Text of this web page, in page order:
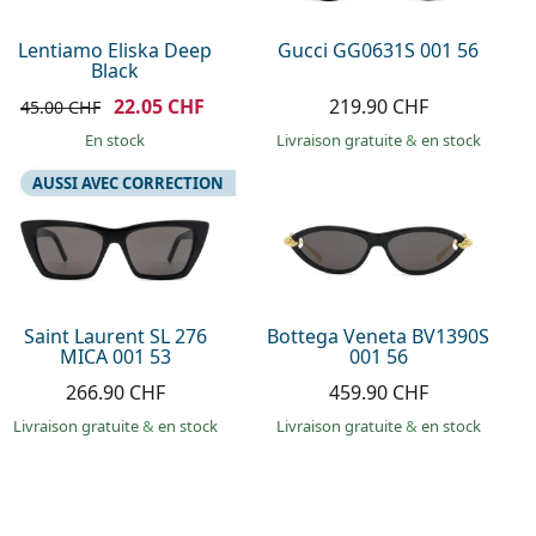
Lentiamo Eliska Deep
Black
45.00 CHF 22.05 CHF
en stock
Gucci GG0631S 001 56
219.90 CHF
Livraison gratuite& en stock
Saint Laurent SL 276
MICA 001 53
AUSSI AVEC CORRECTION
266.90 CHF
Livraison gratuite& en stock
Bottega Veneta BV1390S
001 56
459.90 CHF
Livraison gratuite& en stock